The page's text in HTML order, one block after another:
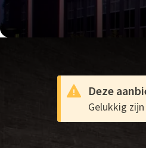
Deze
Gelukkig